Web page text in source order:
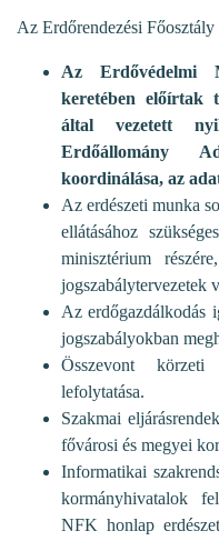
Az Erdőrendezési
Az Erdővédelmi
keretében előírtak
által vezetett
Erdőállomány
koordinálása, az
Az erdészeti munka
ellátásához
minisztérium
jogszabálytervezetek
Az erdőgazdálkodás
jogszabályokban
Összevont körzeti
lefolytatása.
Szakmai
fővárosi és megyei
Informatikai
kormányhivatalok
NFK honlap